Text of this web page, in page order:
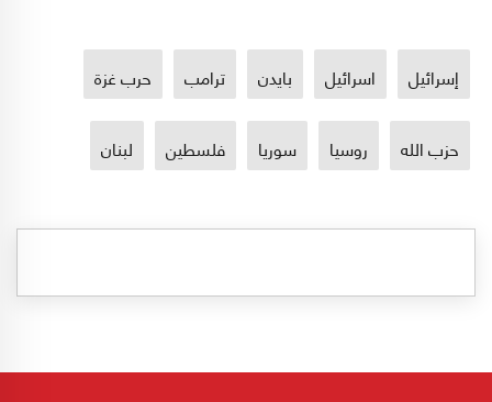
إسرائيل اسرائيل بايدن ترامب حرب غزة
حزب الله روسيا سوريا فلسطين لبنان